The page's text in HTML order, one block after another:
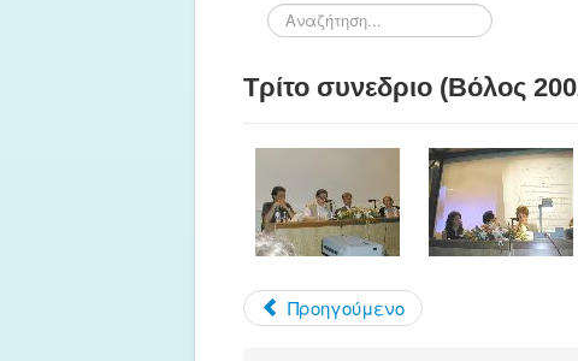
Αναζήτηση...
Τρίτο συνεδριο (Βόλος
Προηγούμενο